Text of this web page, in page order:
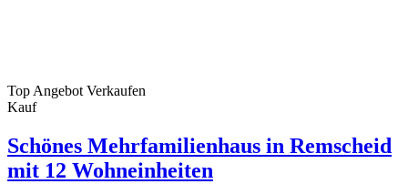
Top Angebot Verkaufen
Kauf
Schönes Mehrfamilienhaus in Remscheid
mit 12 Wohneinheiten